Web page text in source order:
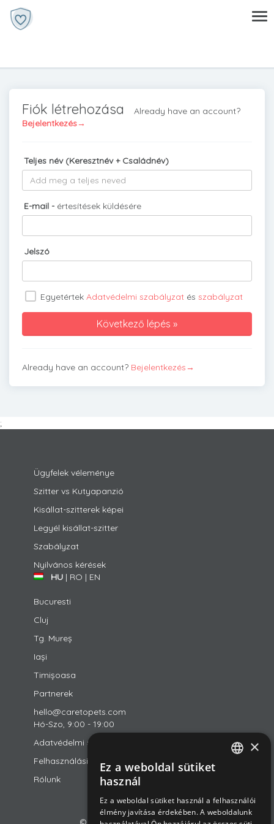
Fiók létrehozása
Already have an account?
Bejelentkezés→
Teljes név (Keresztnév + Családnév)
E-mail - értesítések küldésére
Jelszó
Egyetértek Adatvédelmi szabályzat és szabályzat
Already have an account? Bejelentkezés→
;
Ügyfelek véleménye
Szitter vs Kutyapanzió
Kisállat-szitterek képei
Legyél kisállat-szitter
Szabályzat
Nyilvános kérések
HU | RO | EN
Bucuresti
Cluj
Tg. Mureș
Iași
Timișoasa
Partnerek
hello@caretopets.com
Hó-Szo, 9:00 - 19:00
Adatvédelmi szabályzat
Felhasználási feltételek
Rólunk
HUNGARIAN
×
Ez a weboldal sütiket
használ
Ez a weboldal sütiket használ a felhasználói
élmény javítása érdekében. A weboldalunk